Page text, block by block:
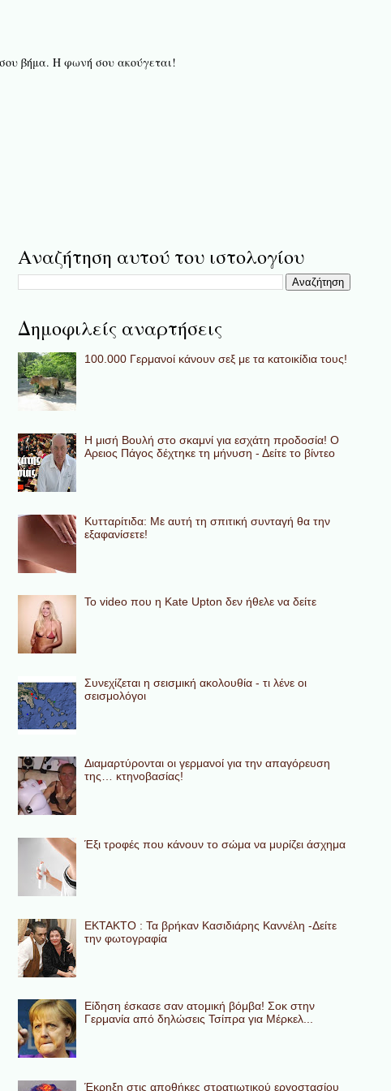
σου βήμα. Η φωνή σου ακούγεται!
Αναζήτηση αυτού του ιστολογίου
Δημοφιλείς αναρτήσεις
100.000 Γερμανοί κάνουν σεξ με τα κατοικίδια τους!
Η μισή Βουλή στο σκαμνί για εσχάτη προδοσία! Ο
Αρειος Πάγος δέχτηκε τη μήνυση - Δείτε το βίντεο
Κυτταρίτιδα: Με αυτή τη σπιτική συνταγή θα την
εξαφανίσετε!
To video που η Kate Upton δεν ήθελε να δείτε
Συνεχίζεται η σεισμική ακολουθία - τι λένε οι
σεισμολόγοι
Διαμαρτύρονται οι γερμανοί για την απαγόρευση
της… κτηνοβασίας!
Έξι τροφές που κάνουν το σώμα να μυρίζει άσχημα
ΕΚΤΑΚΤΟ : Τα βρήκαν Κασιδιάρης Καννέλη -Δείτε
την φωτογραφία
Eίδηση έσκασε σαν ατομική βόμβα! Σοκ στην
Γερμανία από δηλώσεις Τσίπρα για Μέρκελ...
Έκρηξη στις αποθήκες στρατιωτικού εργοστασίου